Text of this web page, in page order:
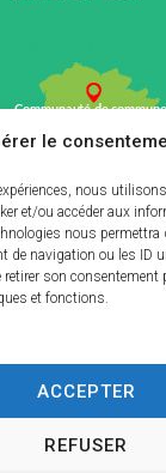
le
nous
et/ou accéder aux
nous permettra
de navigation ou les ID
retirer son
et fonctions.
ACCEPTER
REFUSER
du
durable &